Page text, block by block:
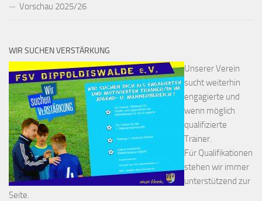
Vorschau 2025/26
WIR SUCHEN VERSTÄRKUNG
Unserer Verein
sucht weiterhin
engagierte und
wenn möglich
qualifizierte
Trainer.
Für Qualifikationen
stehen wir immer
unterstützend zur
Seite.